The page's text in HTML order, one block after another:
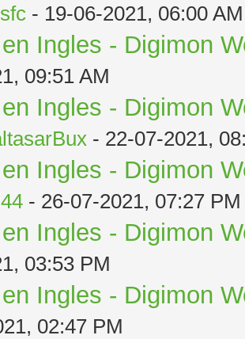
- 19-06-2021, 06:00 AM
Ingles - Digimon
09:51 AM
Ingles - Digimon
- 22-07-2021,
Ingles - Digimon
- 26-07-2021, 07:27 PM
Ingles - Digimon
03:53 PM
Ingles - Digimon
02:47 PM